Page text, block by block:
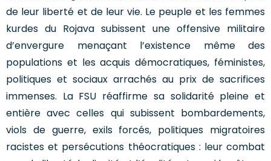
de leur liberté et de leur vie. Le peuple et les femmes
kurdes du Rojava subissent une offensive militaire
d’envergure menaçant l’existence même des
populations et les acquis démocratiques, féministes,
politiques et sociaux arrachés au prix de sacrifices
immenses. La FSU réaffirme sa solidarité pleine et
entière avec celles qui subissent bombardements,
viols de guerre, exils forcés, politiques migratoires
racistes et persécutions théocratiques : leur combat